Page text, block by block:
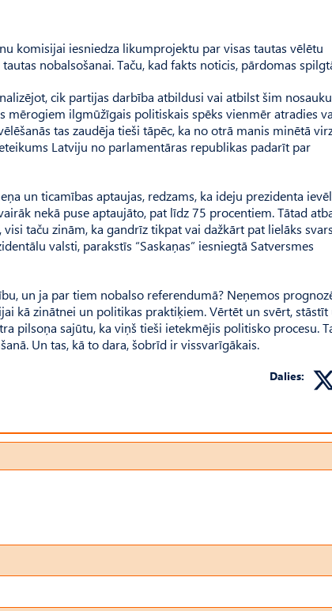
komisijai iesniedza likumprojektu par visas tautas vēlētu
nobalsošanai. Taču, kad fakts noticis, pārdomas
cik partijas darbība atbildusi vai atbilst šim
ilgmūžīgais politiskais spēks vienmēr atradies
tas zaudēja tieši tāpēc, ka no otrā manis minētā
Latviju no parlamentāras republikas padarīt par
un ticamības aptaujas, redzams, ka ideju prezidenta
nekā puse aptaujāto, pat līdz 75 procentiem. Tātad
taču zinām, ka gandrīz tikpat vai dažkārt pat lielāks
valsti, parakstīs “Saskaņas” iesniegtā Satversmes
un ja par tiem nobalso referendumā? Neņemos
kā zinātnei un politikas praktiķiem. Vērtēt un svērt, stāstīt
pilsoņa sajūtu, ka viņš tieši ietekmējis politisko procesu.
Un tas, kā to dara, šobrīd ir vissvarīgākais.
Dalies: